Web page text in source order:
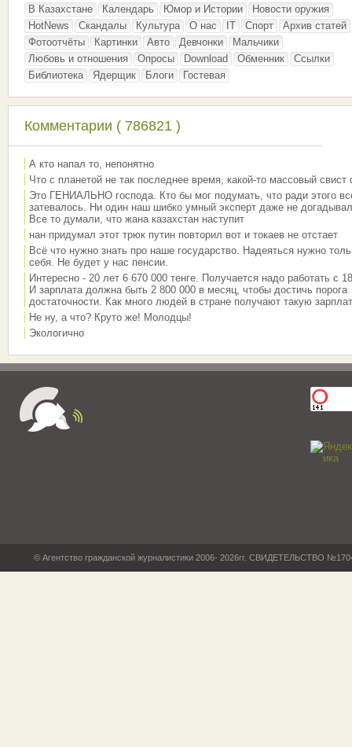
В Казахстане
Календарь Юмор и Истории
Новости оружия
HotNews
Скандалы Культура О нас IT Спорт
Архив статей
Фотоотчёты
Картинки Авто Девчонки
Мальчики
Любовь и отношения
Опросы Download Обменник
Ссылки
Библиотека
Ядерщик Блоги Гостевая
Комментарии ( 786821 )
А кто напал то, непонятно
Что с планетой не так последнее время, какой-то массовый свист
Это ГЕНИАЛЬНО господа. Кто бы мог подумать, что ради этого
затевалось. Ни один наш шибко умный эксперт даже не
Все то думали, что жана казахстан наступит
нан придумал этот трюк путин повторил вот и токаев не отстает
Всё что нужно знать про наше государство. Надеяться нужно
себя. Не будет у нас пенсии.
Интересно - 20 лет 6 670 000 тенге. Получается надо работать с
И зарплата должна быть 2 800 000 в месяц, чтобы достичь порога
достаточности. Как много людей в стране получают такую
Не ну, а что? Круто же! Молодцы!
Экологично
© Агентство гражданской журналистики 2006- 2026гг. СВИДЕТЕЛЬСТВО